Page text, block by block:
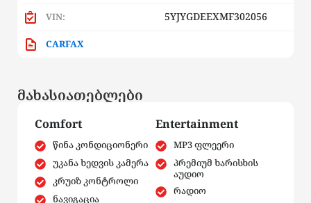
VIN: 5YJYGDEEXMF302056
CARFAX
მახასიათებლები
Comfort
წინა კონდიციონერი
უკანა ხედვის კამერა
კრუიზ კონტროლი
ნავიგაცია
Entertainment
MP3 ფლეერი
პრემიუმ ხარისხის
აუდიო
რადიო